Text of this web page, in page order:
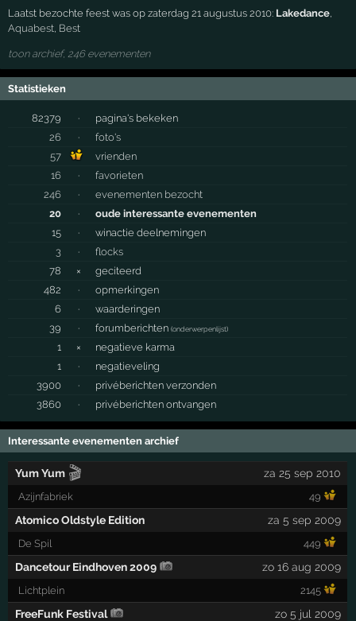
Laatst bezochte feest was op zaterdag 21 augustus 2010: Lakedance
Aquabest Best
toon archief, 246 evenementen
Statistieken
82379 ·
pagina's bekeken
26
·
foto's
57
vrienden
16
·
favorieten
246
·
evenementen bezocht
20
·
oude interessante evenementen
15
·
winactie deelnemingen
3
·
flocks
78
×
geciteerd
482
·
opmerkingen
6
·
waarderingen
39
· forumberichten(onderwerpenlijst)
1 ×
negatieve karma
1
·
negatieveling
3900
·
privéberichten verzonden
3860
· privéberichten ontvangen
Interessante evenementen archief
Yum Yum 🎬 za 25 sep 2010
Azijnfabriek 49
Atomico Oldstyle Edition za 5 sep 2009
De Spil 449
Dancetour Eindhoven 2009 zo 16 aug 2009
Lichtplein 2145
FreeFunk Festival zo 5 jul 2009